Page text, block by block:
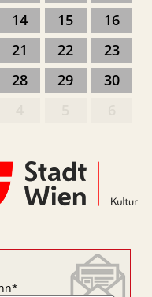
14 15
16
21 22
23
28 29
30
*